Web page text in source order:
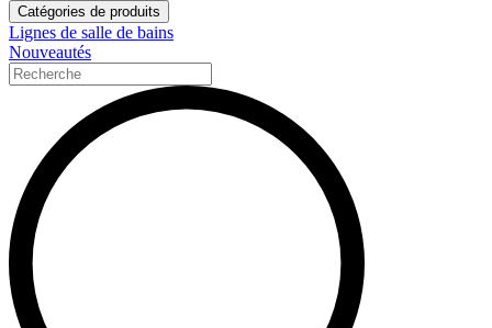
Catégories de produits
Lignes de salle de bains
Nouveautés